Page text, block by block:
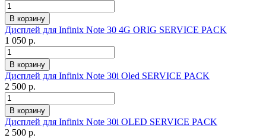
Дисплей для Infinix Note 30 4G ORIG SERVICE PACK
1 050 р.
Дисплей для Infinix Note 30i Oled SERVICE PACK
2 500 р.
Дисплей для Infinix Note 30i OLED SERVICE PACK
2 500 р.